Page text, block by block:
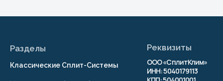
© 2026 г. Копирование
материалов сайта
Разработка сайта